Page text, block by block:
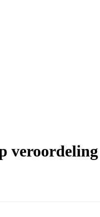
veroordeling